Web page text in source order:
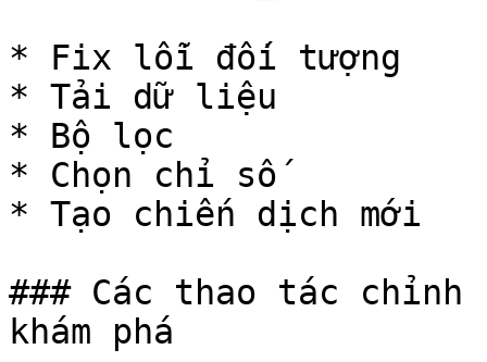
* Fix lỗi đối tượng
* Tải dữ liệu
* Bộ lọc
* Chọn chỉ số
* Tạo chiến dịch mới
### Các thao tác chỉnh
khám phá